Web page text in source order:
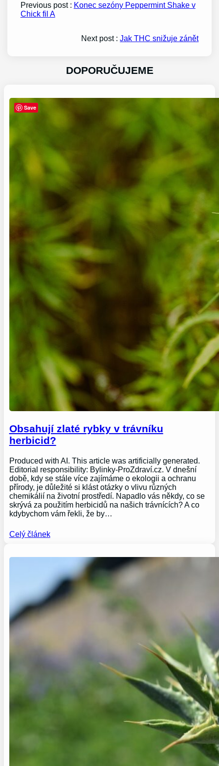
Previous post : Konec sezóny Peppermint Shake v
Chick fil A
Next post :Jak THC snižuje zánět
DOPORUČUJEME
Obsahují zlaté rybky v trávníku
herbicid?
Produced with AI. This article was artificially generated.
Editorial responsibility: Bylinky-ProZdraví.cz. V dnešní
době, kdy se stále více zajímáme o ekologii a ochranu
přírody, je důležité si klást otázky o vlivu různých
chemikálií na životní prostředí. Napadlo vás někdy, co se
skrývá za použitím herbicidů na našich trávnících? A co
kdybychom vám řekli, že by…
Celý článek
Save